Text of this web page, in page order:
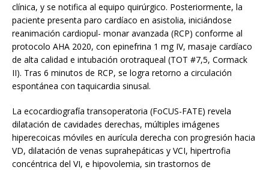
clínica, y se notifica al equipo quirúrgico. Posteriormente, la
paciente presenta paro cardíaco en asistolia, iniciándose
reanimación cardiopul- monar avanzada (RCP) conforme al
protocolo AHA 2020, con epinefrina 1 mg IV, masaje cardíaco
de alta calidad e intubación orotraqueal (TOT #7,5, Cormack
II). Tras 6 minutos de RCP, se logra retorno a circulación
espontánea con taquicardia sinusal.
La ecocardiografía transoperatoria (FoCUS-FATE) revela
dilatación de cavidades derechas, múltiples imágenes
hiperecoicas móviles en aurícula derecha con progresión hacia
VD, dilatación de venas suprahepáticas y VCI, hipertrofia
concéntrica del VI, e hipovolemia, sin trastornos de